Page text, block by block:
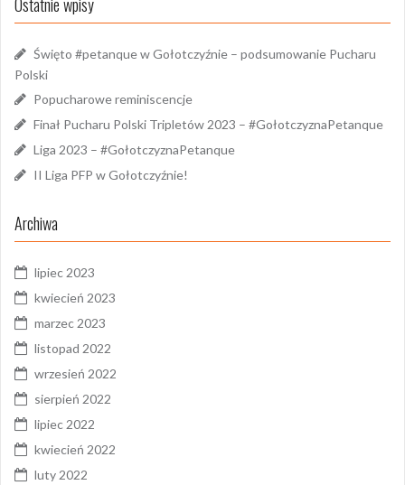
Święto #petanque w Gołotczyźnie – podsumowanie Pucharu
Polski
Popucharowe reminiscencje
Finał Pucharu Polski Tripletów 2023 – #GołotczyznaPetanque
Liga 2023 – #GołotczyznaPetanque
II Liga PFP w Gołotczyźnie!
Archiwa
lipiec 2023
kwiecień 2023
marzec 2023
listopad 2022
wrzesień 2022
sierpień 2022
lipiec 2022
kwiecień 2022
luty 2022